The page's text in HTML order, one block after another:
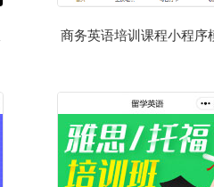
商务英语培训课程小程序